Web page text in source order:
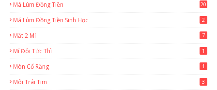
Má Lúm Đồng Tiền 20
Má Lúm Đồng Tiền Sinh Học 2
Mắt 2 Mí 7
Mí Đôi Tức Thì 1
Mòn Cổ Răng 1
Môi Trái Tim 3